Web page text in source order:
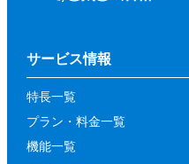
サービス情報
特長一覧
プラン・料金一覧
機能一覧